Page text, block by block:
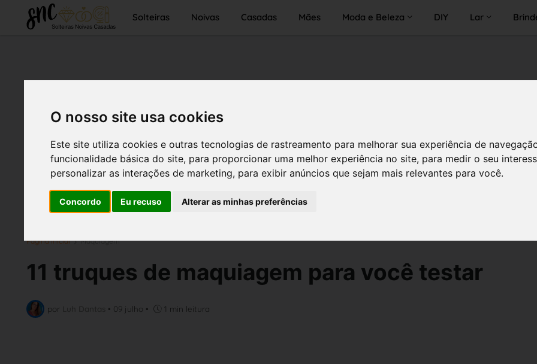
O nosso site usa cookies
Este site utiliza cookies e outras tecnologias de rastreamento para melhorar sua experiência de
funcionalidade básica do site, para proporcionar uma melhor experiência no site, para medir o seu
personalizar as interações de marketing, para exibir anúncios que sejam mais relevantes para você.
Concordo Eu recuso Alterar as minhas preferências
Solteiras Noivas Casadas Mães Moda e Beleza DIY Lar
Página inicial Maquiagem
11 truques de maquiagem para você testar
por • 09 julho • 1 min leitura